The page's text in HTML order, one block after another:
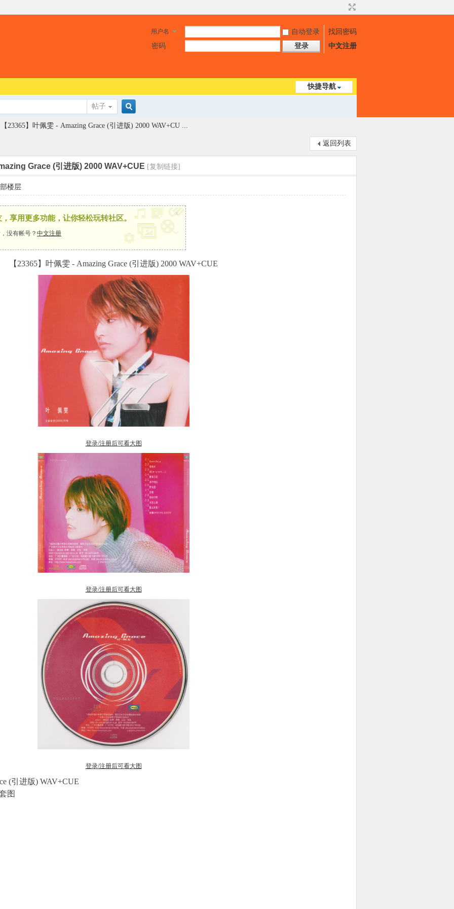
用户名 自动登录
找回密码
密码
登录 中文注册
快捷导航
帖子
搜
索
【23365】叶佩雯 - Amazing Grace (引进版) 2000 WAV+CU ...
返回列表
Grace (引进版) 2000 WAV+CUE [复制链接]
楼层
享用更多功能，让你轻松玩转社区。
没有帐号？ 中文注册
x
【23365】叶佩雯 - Amazing Grace (引进版) 2000 WAV+CUE
登录/注册后可看大图
登录/注册后可看大图
登录/注册后可看大图
(引进版) WAV+CUE
图